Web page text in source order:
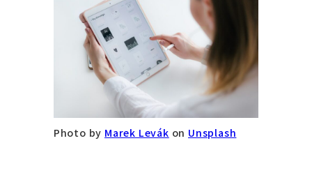
Photo by Marek Levák on Unsplash